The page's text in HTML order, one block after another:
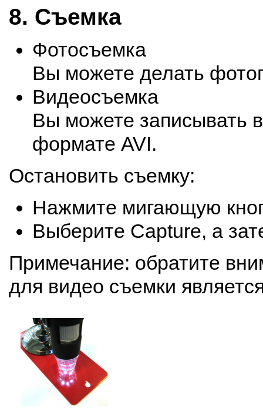
8. Съемка
Фотосъемка
Вы можете делать
Видеосъемка
Вы можете записывать
формате AVI.
Остановить съемку:
Нажмите мигающую
Выберите Capture, а
Примечание: обратите
для видео съемки